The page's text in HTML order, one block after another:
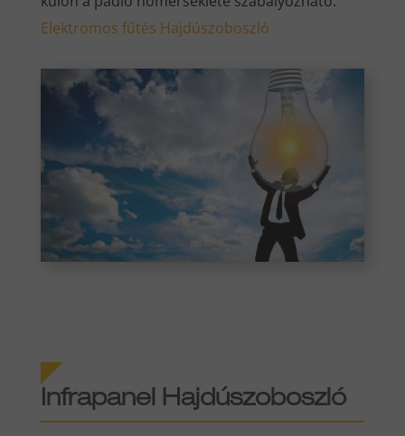
Elektromos fűtés Hajdúszoboszló
Infrapanel Hajdúszoboszló